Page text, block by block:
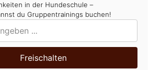
in der Hundeschule –
du Gruppentrainings buchen!
Freischalten